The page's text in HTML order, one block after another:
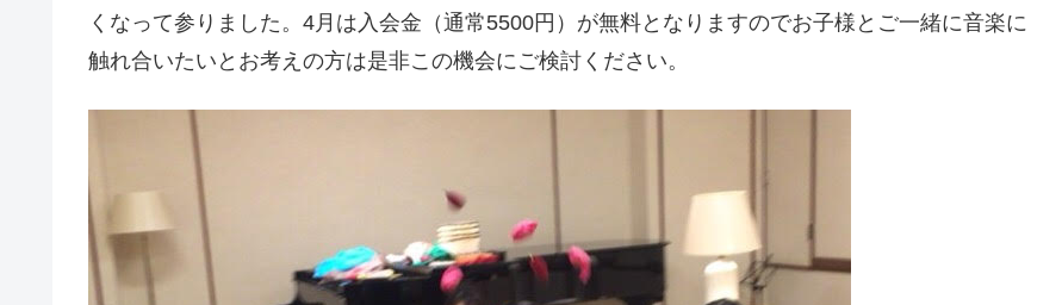
くなって参りました。4月は入会金（通常5500円）が無料となりますのでお子様とご一緒に音楽に
触れ合いたいとお考えの方は是非この機会にご検討ください。